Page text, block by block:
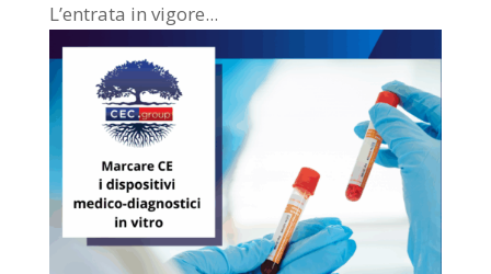
L’entrata in vigore...